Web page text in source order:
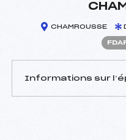
CHAMROUSSE
Informations sur